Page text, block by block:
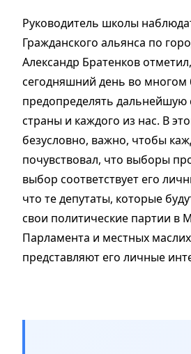
Руководитель школы
Гражданского альянса по
Александр Братенков
сегодняшний день во многом
предопределять дальнейшую
страны и каждого из нас. В
безусловно, важно, чтобы
почувствовал, что выборы
выбор соответствует его
что те депутаты, которые
свои политические партии в
Парламента и местных
представляют его личные